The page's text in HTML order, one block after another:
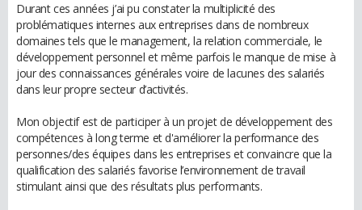
Durant ces années j’ai pu constater la multiplicité des
problématiques internes aux entreprises dans de nombreux
domaines tels que le management, la relation commerciale, le
développement personnel et même parfois le manque de mise à
jour des connaissances générales voire de lacunes des salariés
dans leur propre secteur d’activités.
Mon objectif est de participer à un projet de développement des
compétences à long terme et d'améliorer la performance des
personnes/des équipes dans les entreprises et convaincre que la
qualification des salariés favorise l’environnement de travail
stimulant ainsi que des résultats plus performants.